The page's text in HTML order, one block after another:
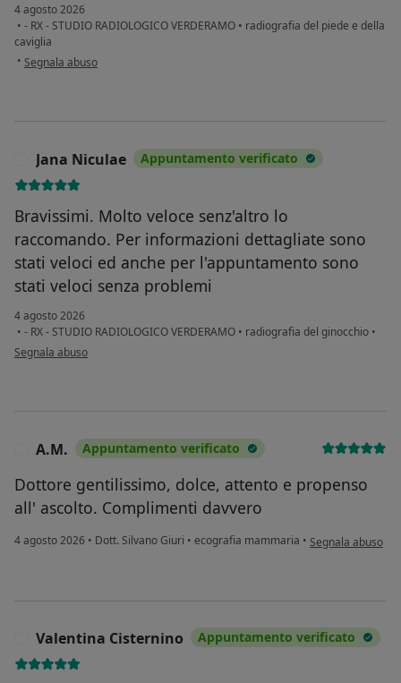
4 agosto 2026
• - RX - STUDIO RADIOLOGICO VERDERAMO • radiografia del piede e della
caviglia
• secondo l'opinione dell'utente G.I.
Segnala abuso
Jana Niculae Appuntamento verificato
Bravissimi. Molto veloce senz'altro lo
raccomando. Per informazioni dettagliate sono
stati veloci ed anche per l'appuntamento sono
stati veloci senza problemi
4 agosto 2026
• - RX - STUDIO RADIOLOGICO VERDERAMO • radiografia del ginocchio •
secondo l'opinione dell'utente Jana Niculae
Segnala abuso
A.M. Appuntamento verificato
Dottore gentilissimo, dolce, attento e propenso
all' ascolto. Complimenti davvero
4 agosto 2026 • Dott. Silvano Giuri • ecografia mammaria • secondo
Segnala abuso
Valentina Cisternino Appuntamento verificato